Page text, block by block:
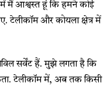
मैं आश्वस्त हूं कि हमने कोई
टेलीकॉम और कोयला क्षेत्र में
सर्वेंट हैं. मुझे लगता है कि
टेलीकॉम में, अब तक किसी